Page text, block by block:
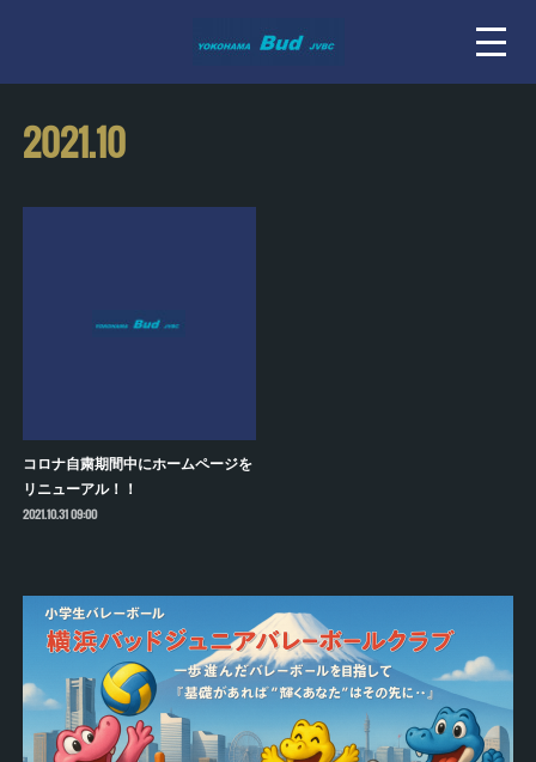
2021.10
コロナ自粛期間中にホームページを
リニューアル！！
2021.10.31 09:00